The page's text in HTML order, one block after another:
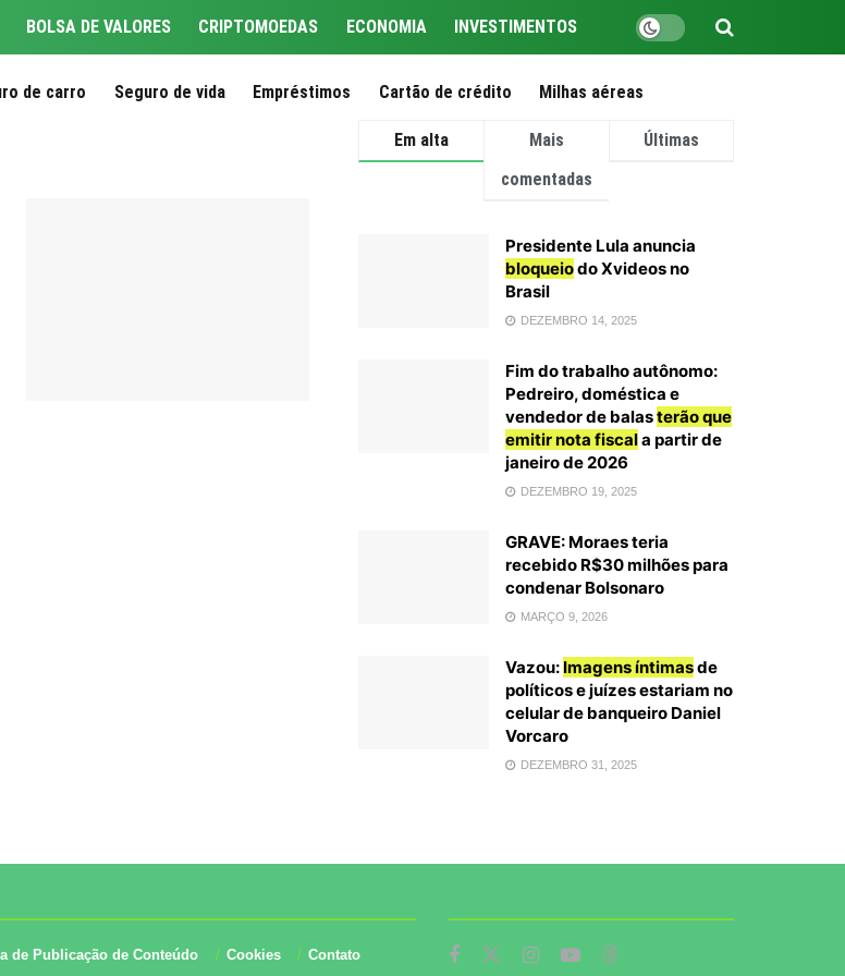
BOLSA DE VALORES CRIPTOMOEDAS ECONOMIA INVESTIMENTOS
de carro Seguro de vida Empréstimos Cartão de crédito Milhas aéreas
Em alta
Mais
comentadas
Últimas
Presidente Lula anuncia
bloqueiodo Xvideos no
Brasil
DEZEMBRO 14, 2025
Fim do trabalho autônomo:
Pedreiro, doméstica e
vendedor de balasterão que
emitir nota fiscala partir de
janeiro de 2026
DEZEMBRO 19, 2025
GRAVE: Moraes teria
recebido R$30 milhões para
condenar Bolsonaro
MARÇO 9, 2026
Vazou: Imagens íntimasde
políticos e juízes estariam no
celular de banqueiro Daniel
Vorcaro
DEZEMBRO 31, 2025
de Publicação de Conteúdo Cookies Contato